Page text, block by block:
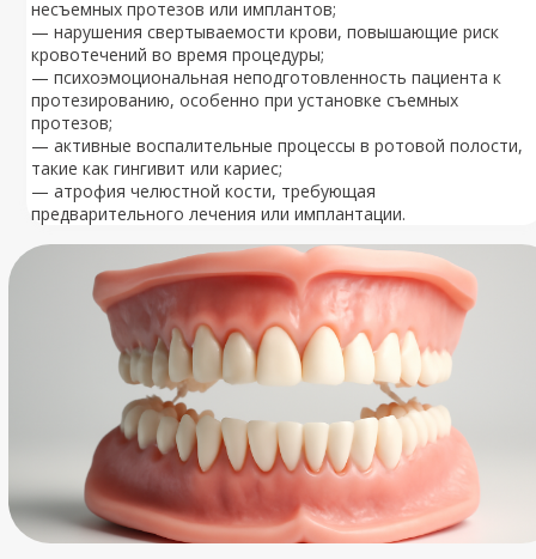
несъемных протезов или имплантов;
— нарушения свертываемости крови, повышающие риск
кровотечений во время процедуры;
— психоэмоциональная неподготовленность пациента к
протезированию, особенно при установке съемных
протезов;
— активные воспалительные процессы в ротовой полости,
такие как гингивит или кариес;
— атрофия челюстной кости, требующая
предварительного лечения или имплантации.